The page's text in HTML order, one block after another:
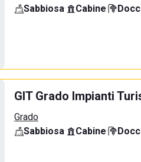
Sabbiosa· Cabine·
GIT Grado Impianti
Grado
Sabbiosa· Cabine·